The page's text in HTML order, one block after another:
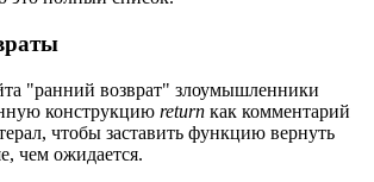
"ранний возврат" злоумышленники
конструкцию return как комментарий
чтобы заставить функцию вернуть
чем ожидается.